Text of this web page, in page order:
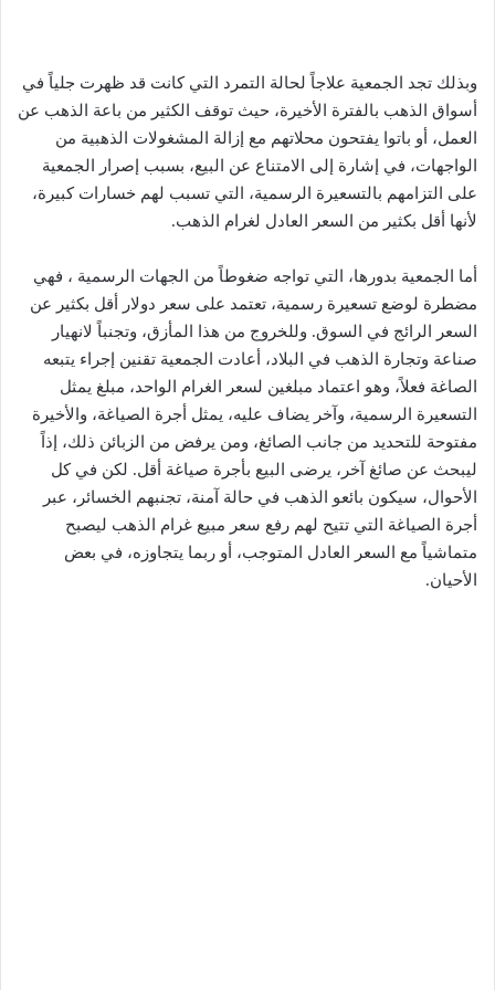
وبذلك تجد الجمعية علاجاً لحالة التمرد التي كانت قد ظهرت جلياً في
أسواق الذهب بالفترة الأخيرة، حيث توقف الكثير من باعة الذهب عن
العمل، أو باتوا يفتحون محلاتهم مع إزالة المشغولات الذهبية من
الواجهات، في إشارة إلى الامتناع عن البيع، بسبب إصرار الجمعية
على التزامهم بالتسعيرة الرسمية، التي تسبب لهم خسارات كبيرة،
لأنها أقل بكثير من السعر العادل لغرام الذهب.
أما الجمعية بدورها، التي تواجه ضغوطاً من الجهات الرسمية ، فهي
مضطرة لوضع تسعيرة رسمية، تعتمد على سعر دولار أقل بكثير عن
السعر الرائج في السوق. وللخروج من هذا المأزق، وتجنباً لانهيار
صناعة وتجارة الذهب في البلاد، أعادت الجمعية تقنين إجراء يتبعه
الصاغة فعلاً، وهو اعتماد مبلغين لسعر الغرام الواحد، مبلغ يمثل
التسعيرة الرسمية، وآخر يضاف عليه، يمثل أجرة الصياغة، والأخيرة
مفتوحة للتحديد من جانب الصائغ، ومن يرفض من الزبائن ذلك، إذاً
ليبحث عن صائغ آخر، يرضى البيع بأجرة صياغة أقل. لكن في كل
الأحوال، سيكون بائعو الذهب في حالة آمنة، تجنبهم الخسائر، عبر
أجرة الصياغة التي تتيح لهم رفع سعر مبيع غرام الذهب ليصبح
متماشياً مع السعر العادل المتوجب، أو ربما يتجاوزه، في بعض
الأحيان.